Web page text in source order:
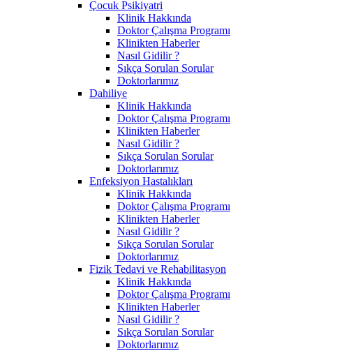
Çocuk Psikiyatri
Klinik Hakkında
Doktor Çalışma Programı
Klinikten Haberler
Nasıl Gidilir ?
Sıkça Sorulan Sorular
Doktorlarımız
Dahiliye
Klinik Hakkında
Doktor Çalışma Programı
Klinikten Haberler
Nasıl Gidilir ?
Sıkça Sorulan Sorular
Doktorlarımız
Enfeksiyon Hastalıkları
Klinik Hakkında
Doktor Çalışma Programı
Klinikten Haberler
Nasıl Gidilir ?
Sıkça Sorulan Sorular
Doktorlarımız
Fizik Tedavi ve Rehabilitasyon
Klinik Hakkında
Doktor Çalışma Programı
Klinikten Haberler
Nasıl Gidilir ?
Sıkça Sorulan Sorular
Doktorlarımız